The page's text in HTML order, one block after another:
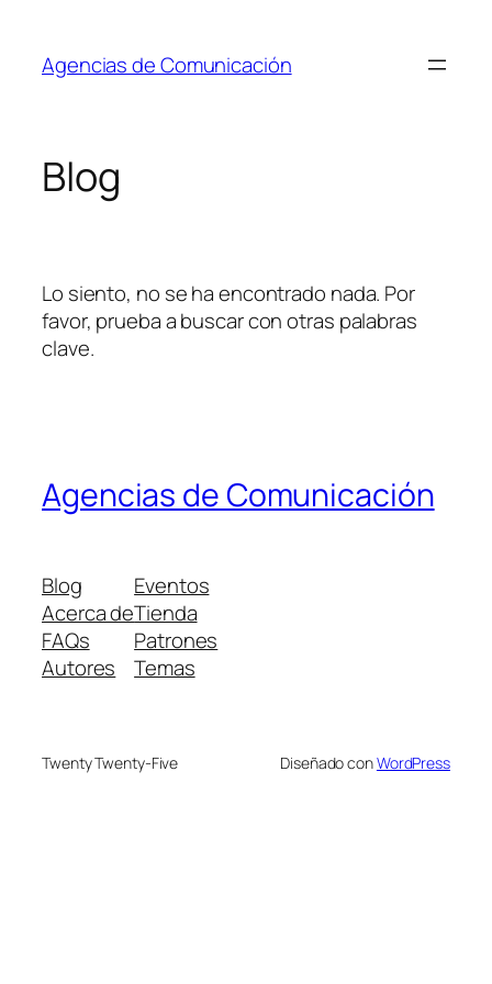
contenido
Agencias de Comunicación
Blog
Lo siento, no se ha encontrado nada. Por
favor, prueba a buscar con otras palabras
clave.
Agencias de Comunicación
Blog
Acerca de
FAQs
Autores
Eventos
Tienda
Patrones
Temas
Twenty Twenty-Five Diseñado conWordPress